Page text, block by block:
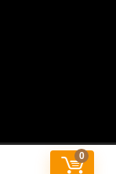
0